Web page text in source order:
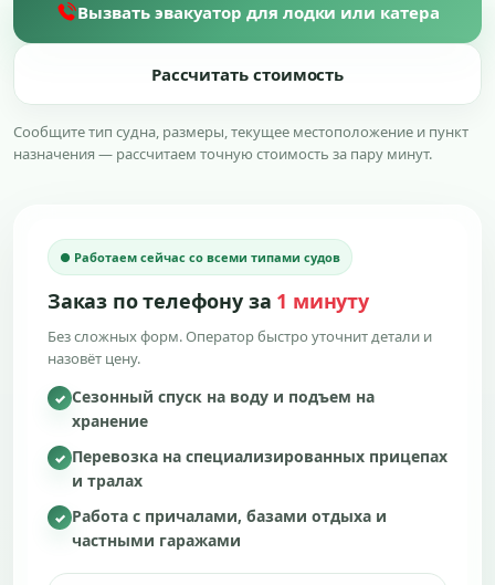
Вызвать эвакуатор для лодки или катера
Рассчитать стоимость
Сообщите тип судна, размеры, текущее местоположение и пункт
назначения — рассчитаем точную стоимость за пару минут.
● Работаем сейчас со всеми типами судов
Заказ по телефону за 1 минуту
Без сложных форм. Оператор быстро уточнит детали и
назовёт цену.
✓ Сезонный спуск на воду и подъем на
хранение
✓ Перевозка на специализированных прицепах
и тралах
✓ Работа с причалами, базами отдыха и
частными гаражами